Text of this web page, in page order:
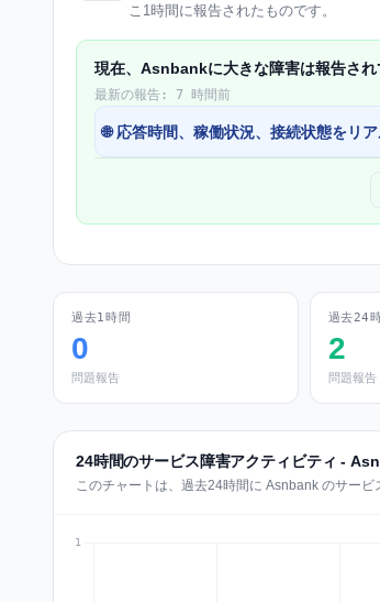
こ1時間に報告されたものです。
現在、Asnbankに大きな障害は報告され
最新の報告: 7 時間前
🌐 応答時間、稼働状況、接続状態をリ
過去1時間
0
問題報告
過去24
2
問題報告
24時間のサービス障害アクティビティ -
このチャートは、過去24時間に Asnbank のサー